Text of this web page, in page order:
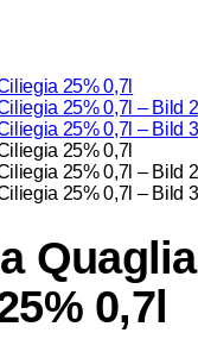
Quaglia
0,7l